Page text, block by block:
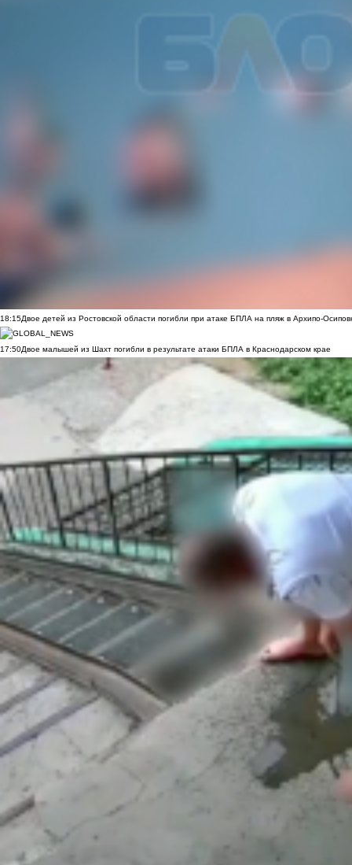
18:15Двое детей из Ростовской области погибли при атаке БПЛА на пляж в Архипо-
17:50Двое малышей из Шахт погибли в результате атаки БПЛА в Краснодарском крае